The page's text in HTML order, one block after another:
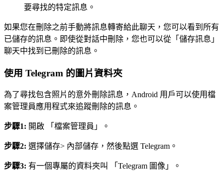
要尋找的特定訊息。
如果您在刪除之前手動將訊息轉寄給此聊天，您可以看到所有
已儲存的訊息。即使從對話中刪除，您也可以從「儲存訊息」
聊天中找到已刪除的訊息。
使用 Telegram 的圖片資料夾
為了尋找包含照片的意外刪除訊息，Android 用戶可以使用檔
案管理員應用程式來追蹤刪除的訊息。
步驟1: 開啟 「檔案管理員」。
步驟2: 選擇儲存> 內部儲存，然後點選 Telegram。
步驟3: 有一個專屬的資料夾叫 「Telegram 圖像」。